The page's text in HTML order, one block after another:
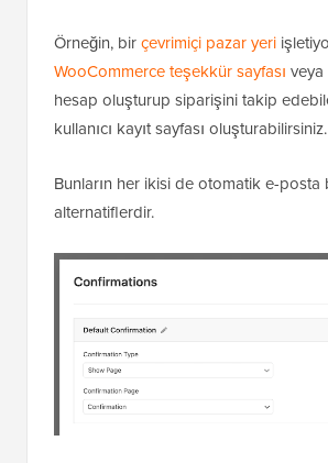
Örneğin, birçevrimiçi pazar yeri
WooCommerce teşekkür sayfası
hesap oluşturup siparişini takip
kullanıcı kayıt sayfası oluşturabilirsiniz.
Bunların her ikisi de otomatik e-posta
alternatiflerdir.